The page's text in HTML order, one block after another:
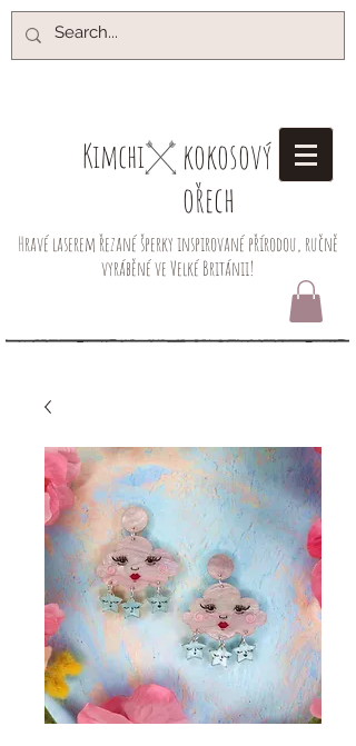
Kimchi​
kokosový
ořech
Hravé laserem řezané šperky inspirované přírodou, ručně
vyráběné ve Velké Británii!